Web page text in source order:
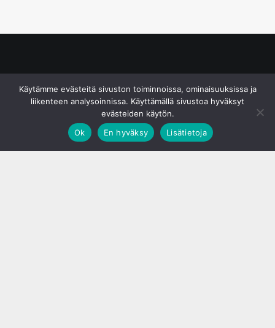
Käytämme evästeitä sivuston toiminnoissa, ominaisuuksissa ja
liikenteen analysoinnissa. Käyttämällä sivustoa hyväksyt
evästeiden käytön.
Ok
En hyväksy Lisätietoja